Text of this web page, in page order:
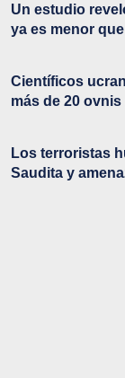
Un estudio
ya es menor
Científicos
más de 20
Los terroristas
Saudita y